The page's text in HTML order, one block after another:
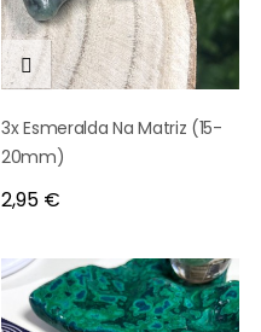

3x Esmeralda Na Matriz (15-
20mm)
Preço
2,95 €